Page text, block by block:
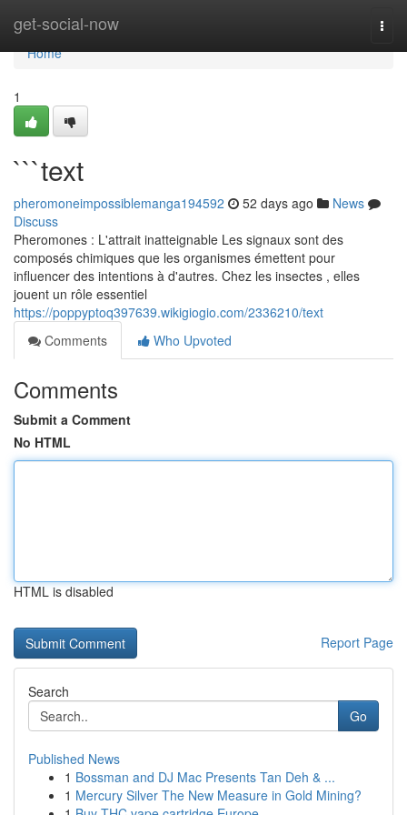
get-social-now
Home
Home
1
```text
pheromoneimpossiblemanga194592 52 days ago
News
Discuss
Pheromones : L'attrait inatteignable Les signaux sont des
composés chimiques que les organismes émettent pour
influencer des intentions à d'autres. Chez les insectes , elles
jouent un rôle essentiel
https://poppyptoq397639.wikigiogio.com/2336210/text
Comments
Who Upvoted
Comments
Submit a Comment
No HTML
HTML is disabled
Report Page
Search
Go
Published News
1 Bossman and DJ Mac Presents Tan Deh & ...
1 Mercury Silver The New Measure in Gold Mining?